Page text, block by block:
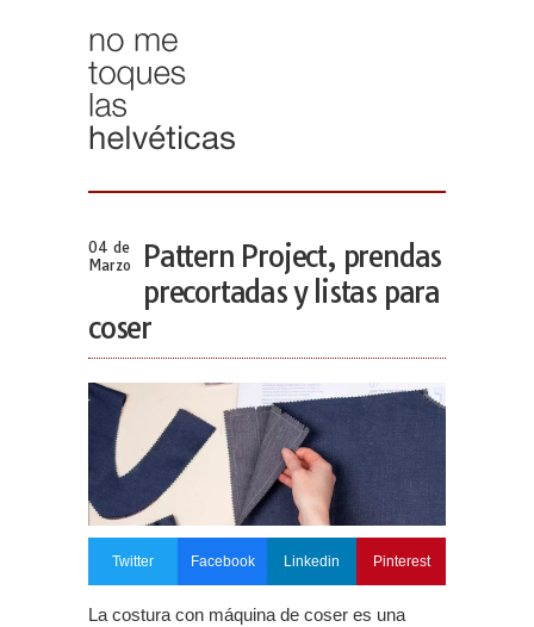
04 de
Marzo
Pattern Project, prendas
precortadas y listas para
coser
Twitter Facebook Linkedin Pinterest
La costura con máquina de coser es una